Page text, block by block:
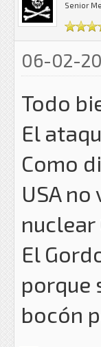
Senior
06-02-
Todo
El
Como
USA
El
porque
bocón